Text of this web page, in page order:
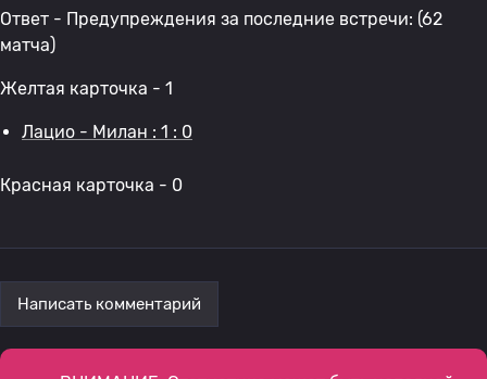
Ответ - Предупреждения за последние встречи: (62
матча)
Желтая карточка - 1
Лацио - Милан : 1 : 0
Красная карточка - 0
Написать комментарий